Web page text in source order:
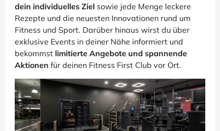
dein individuelles Ziel sowie jede Menge leckere
Rezepte und die neuesten Innovationen rund um
Fitness und Sport. Darüber hinaus wirst du über
exklusive Events in deiner Nähe informiert und
bekommst limitierte Angebote und spannende
Aktionen für deinen Fitness First Club vor Ort.